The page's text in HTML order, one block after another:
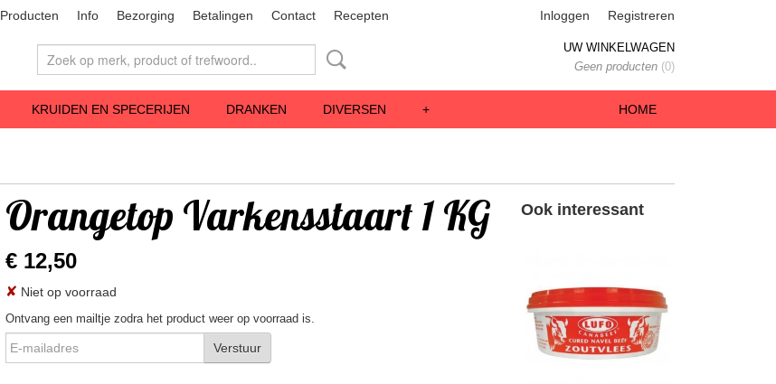
Producten Info Bezorging Betalingen Contact Recepten Inloggen Registreren
UW WINKELWAGEN
Geen producten (0)
HOME
KRUIDEN EN SPECERIJEN DRANKEN DIVERSEN +
Orangetop Varkensstaart 1 KG
€ 12,50
✘ Niet op voorraad
Ontvang een mailtje zodra het product weer op voorraad is.
Verstuur
Ook interessant